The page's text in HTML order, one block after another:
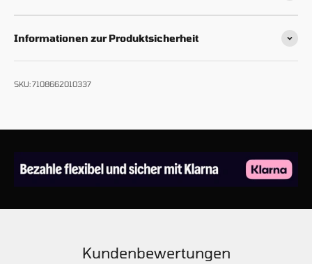
Informationen zur Produktsicherheit
SKU: 7108662010337
Kundenbewertungen